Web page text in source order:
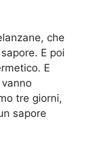
che
E poi
E
tre giorni,
sapore